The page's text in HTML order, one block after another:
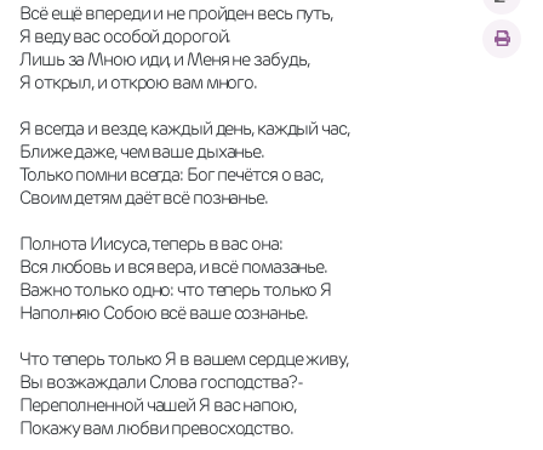
Всё ещё впереди и не пройден весь путь,
Я веду вас особой дорогой.
Лишь за Мною иди, и Меня не забудь,
Я открыл, и открою вам много.
Я всегда и везде, каждый день, каждый час,
Ближе даже, чем ваше дыханье.
Только помни всегда: Бог печётся о вас,
Своим детям даёт всё познанье.
Полнота Иисуса, теперь в вас она:
Вся любовь и вся вера, и всё помазанье.
Важно только одно: что теперь только Я
Наполняю Собою всё ваше сознанье.
Что теперь только Я в вашем сердце живу,
Вы возжаждали Слова господства?-
Переполненной чашей Я вас напою,
Покажу вам любви превосходство.